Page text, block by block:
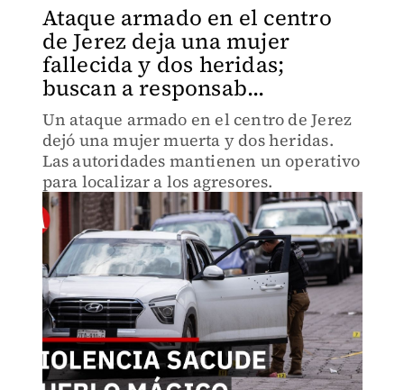
Ataque armado en el centro
de Jerez deja una mujer
fallecida y dos heridas;
buscan a responsab...
Un ataque armado en el centro de Jerez
dejó una mujer muerta y dos heridas.
Las autoridades mantienen un operativo
para localizar a los agresores.